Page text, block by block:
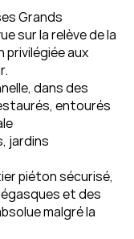
Grands
sur la relève de la
aux
dans des
entourés
jardins
piéton sécurisé,
et des
malgré la